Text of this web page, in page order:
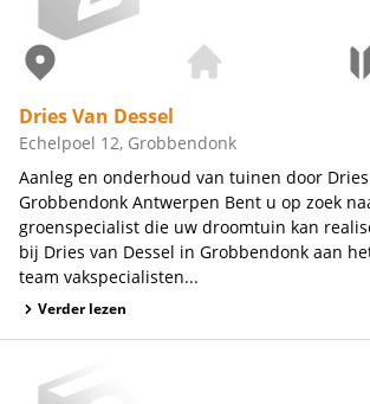
Dries Van Dessel
Echelpoel 12, Grobbendonk
Aanleg en onderhoud van tuinen door
Grobbendonk Antwerpen Bent u op zoek
groenspecialist die uw droomtuin kan
bij Dries van Dessel in Grobbendonk aan
team vakspecialisten...
Verder lezen